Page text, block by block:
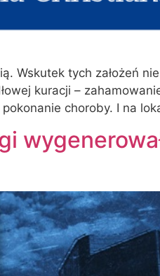
Wskutek tych założeń
kuracji –
choroby. I na